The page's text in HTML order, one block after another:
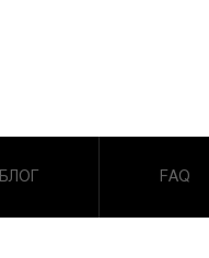
БЛОГ FAQ